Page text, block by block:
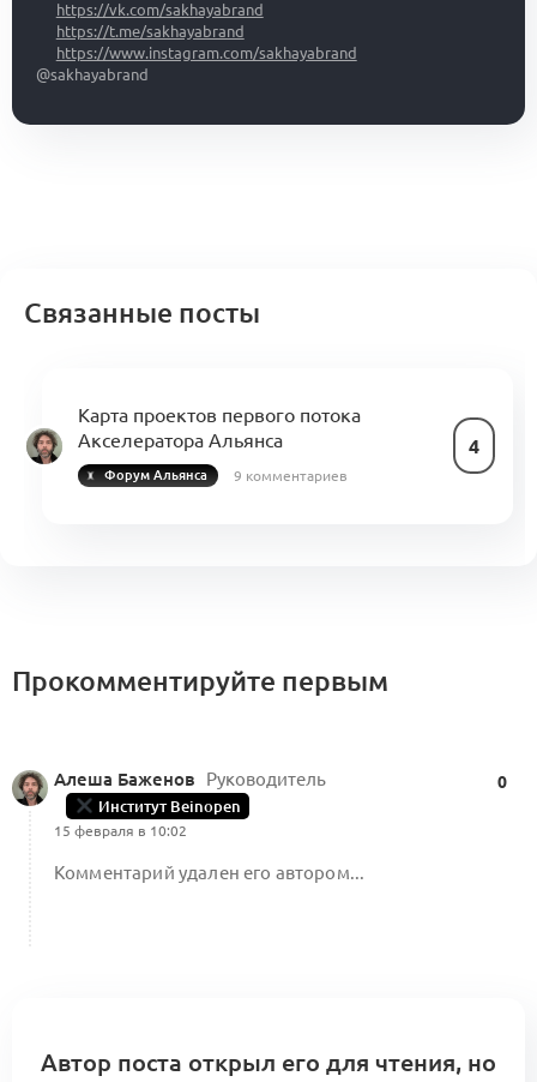
https://vk.com/sakhayabrand
https://t.me/sakhayabrand
https://www.instagram.com/sakhayabrand
@sakhayabrand
Связанные посты
Карта проектов первого потока
Акселератора Альянса
4
Форум Альянса 9 комментариев
Прокомментируйте первым
Алеша Баженов Руководитель
Институт Beinopen
15 февраля в 10:02
0
Комментарий удален его автором...
Автор поста открыл его для чтения, но